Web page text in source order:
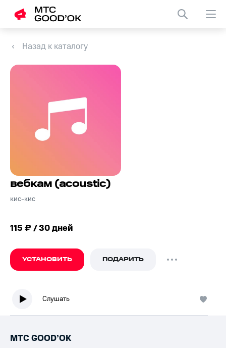
Назад к каталогу
вебкам (acoustic)
кис-кис
115 ₽ / 30 дней
УСТАНОВИТЬ ПОДАРИТЬ
Слушать
МТС GOOD’OK